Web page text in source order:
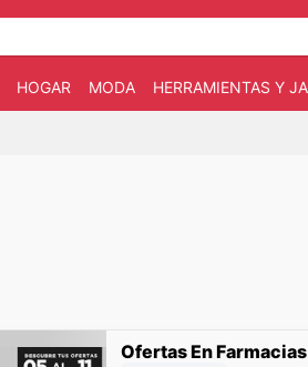
HOGAR MODA HERRAMIENTAS Y
Ofertas En